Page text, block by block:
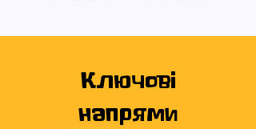
Ключові
напрями